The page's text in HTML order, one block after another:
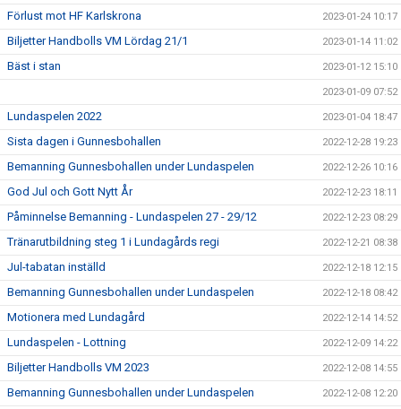
Förlust mot HF Karlskrona 2023-01-24 10:17
Biljetter Handbolls VM Lördag 21/1 2023-01-14 11:02
Bäst i stan 2023-01-12 15:10
2023-01-09 07:52
Lundaspelen 2022 2023-01-04 18:47
Sista dagen i Gunnesbohallen 2022-12-28 19:23
Bemanning Gunnesbohallen under Lundaspelen 2022-12-26 10:16
God Jul och Gott Nytt År 2022-12-23 18:11
Påminnelse Bemanning - Lundaspelen 27 - 29/12 2022-12-23 08:29
Tränarutbildning steg 1 i Lundagårds regi 2022-12-21 08:38
Jul-tabatan inställd 2022-12-18 12:15
Bemanning Gunnesbohallen under Lundaspelen 2022-12-18 08:42
Motionera med Lundagård 2022-12-14 14:52
Lundaspelen - Lottning 2022-12-09 14:22
Biljetter Handbolls VM 2023 2022-12-08 14:55
Bemanning Gunnesbohallen under Lundaspelen 2022-12-08 12:20